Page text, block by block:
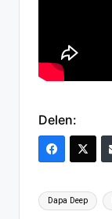
Delen:
Tags:
Dapa Deep